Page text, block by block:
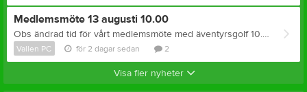
Medlemsmöte 13 augusti 10.00
Obs ändrad tid för vårt medlemsmöte med äventyrsgolf 10.00 träffas vi i Jubileumsparken. Adressen är Frihamnen 7 För er som åker kommunalt Buss nr 19, 21, 42, och X1 Hållplats Frihamnsporten. Spårvagn Linje 10 och 12 Hållplats Jubileumsparken. Väl Mött.
Vallen PC för 2 dagar sedan 2
Visa fler nyheter